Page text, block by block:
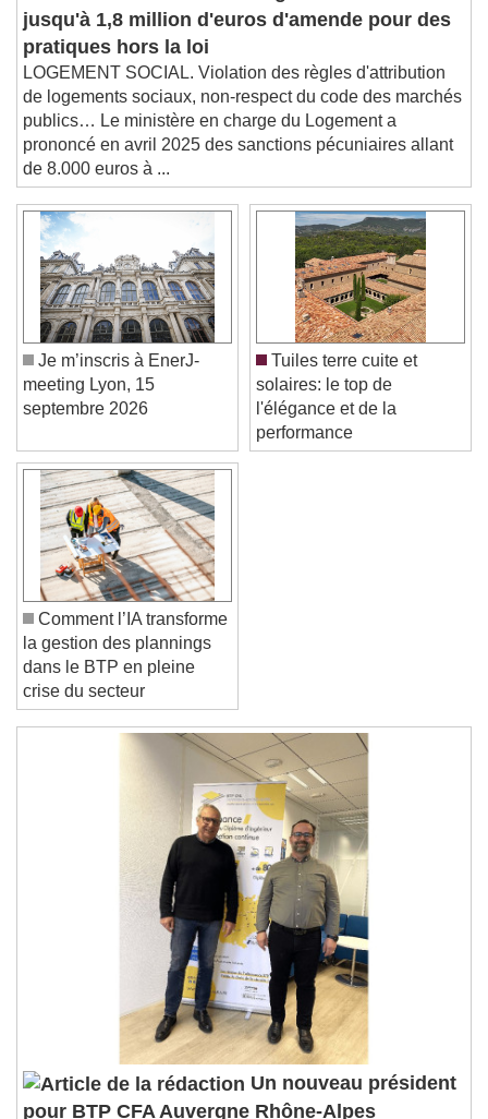
Beginning of dialog window. Escape will cancel
and close the window.
Text
Color Opacity
Text Background
Color Opacity
Caption Area Background
Color Opacity
Font Size
Text Edge Style
Font Family
Reset
Done
Close Modal Dialog
End of dialog window.
Logement social :
jusqu'à 1,8 million d'euros d'amende pour des
pratiques hors la loi
LOGEMENT SOCIAL. Violation des règles d'attribution
de logements sociaux, non-respect du code des marchés
publics… Le ministère en charge du Logement a
prononcé en avril 2025 des sanctions pécuniaires allant
de 8.000 euros à ...
Je m’inscris à EnerJ-
meeting Lyon, 15
Tuiles terre cuite et
solaires: le top de
l'élégance et de la
performance
Comment l’IA transforme
la gestion des plannings
dans le BTP en pleine
crise du secteur
Un nouveau président